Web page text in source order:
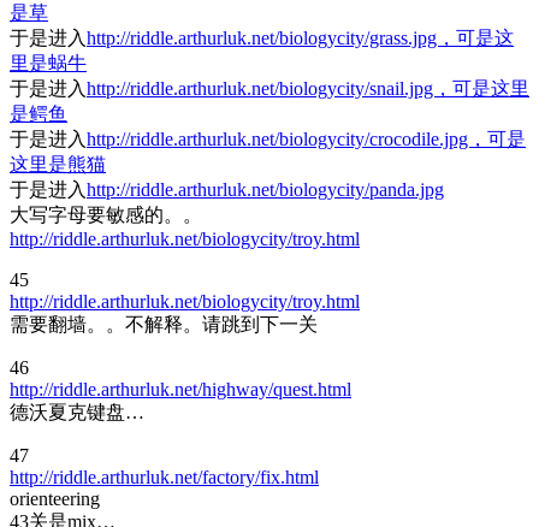
是草
于是进入http://riddle.arthurluk.net/biologycity/grass.jpg，可是这
里是蜗牛
于是进入http://riddle.arthurluk.net/biologycity/snail.jpg，可是这里
是鳄鱼
于是进入http://riddle.arthurluk.net/biologycity/crocodile.jpg，可是
这里是熊猫
于是进入http://riddle.arthurluk.net/biologycity/panda.jpg
大写字母要敏感的。。
http://riddle.arthurluk.net/biologycity/troy.html
45
http://riddle.arthurluk.net/biologycity/troy.html
需要翻墙。。不解释。请跳到下一关
46
http://riddle.arthurluk.net/highway/quest.html
德沃夏克键盘…
47
http://riddle.arthurluk.net/factory/fix.html
orienteering
43关是mix…